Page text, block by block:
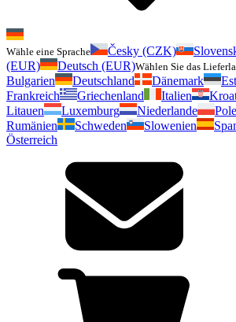
Wähle eine Sprache Česky (CZK)
(EUR)
Deutsch (EUR)Wählen Sie das
Bulgarien
Deutschland Dänemark
Frankreich
Griechenland Italien
Litauen
Luxemburg Niederlande
Rumänien
Schweden Slowenien
Österreich